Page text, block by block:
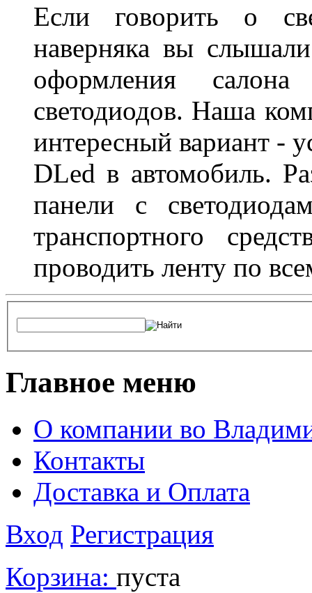
Если говорить о
наверняка вы
оформления
светодиодов. Наша
интересный вариант -
DLed в автомобиль.
панели с
транспортного
проводить ленту по
Главное меню
О компании во
Контакты
Доставка и Оплата
Вход Регистрация
Корзина: пуста